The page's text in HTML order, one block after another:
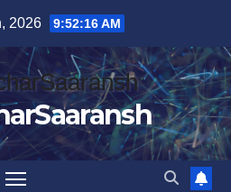
2026 9:52:17 AM